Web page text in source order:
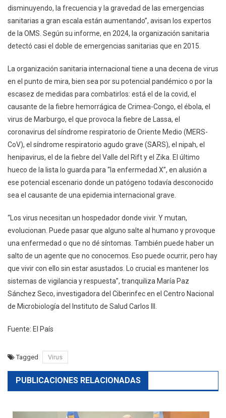
disminuyendo, la frecuencia y la gravedad de las emergencias
sanitarias a gran escala están aumentando”, avisan los expertos
de la OMS. Según su informe, en 2024, la organización sanitaria
detectó casi el doble de emergencias sanitarias que en 2015.
La organización sanitaria internacional tiene a una decena de virus
en el punto de mira, bien sea por su potencial pandémico o por la
escasez de medidas para combatirlos: está el de la covid, el
causante de la fiebre hemorrágica de Crimea-Congo, el ébola, el
virus de Marburgo, el que provoca la fiebre de Lassa, el
coronavirus del síndrome respiratorio de Oriente Medio (MERS-
CoV), el síndrome respiratorio agudo grave (SARS), el nipah, el
henipavirus, el de la fiebre del Valle del Rift y el Zika. El último
hueco de la lista lo guarda para “la enfermedad X”, en alusión a
ese potencial escenario donde un patógeno todavía desconocido
sea el causante de una epidemia internacional grave.
“Los virus necesitan un hospedador donde vivir. Y mutan,
evolucionan. Puede pasar que alguno salte al humano y provoque
una enfermedad o que no dé síntomas. También puede haber un
salto de un agente que no conocemos. Eso puede ocurrir, pero hay
que vivir con ello sin estar asustados. Lo crucial es mantener los
sistemas de vigilancia y respuesta”, tranquiliza María Paz
Sánchez Seco, investigadora del Ciberinfec en el Centro Nacional
de Microbiología del Instituto de Salud Carlos III.
Fuente: El País
Tagged Virus
PUBLICACIONES RELACIONADAS